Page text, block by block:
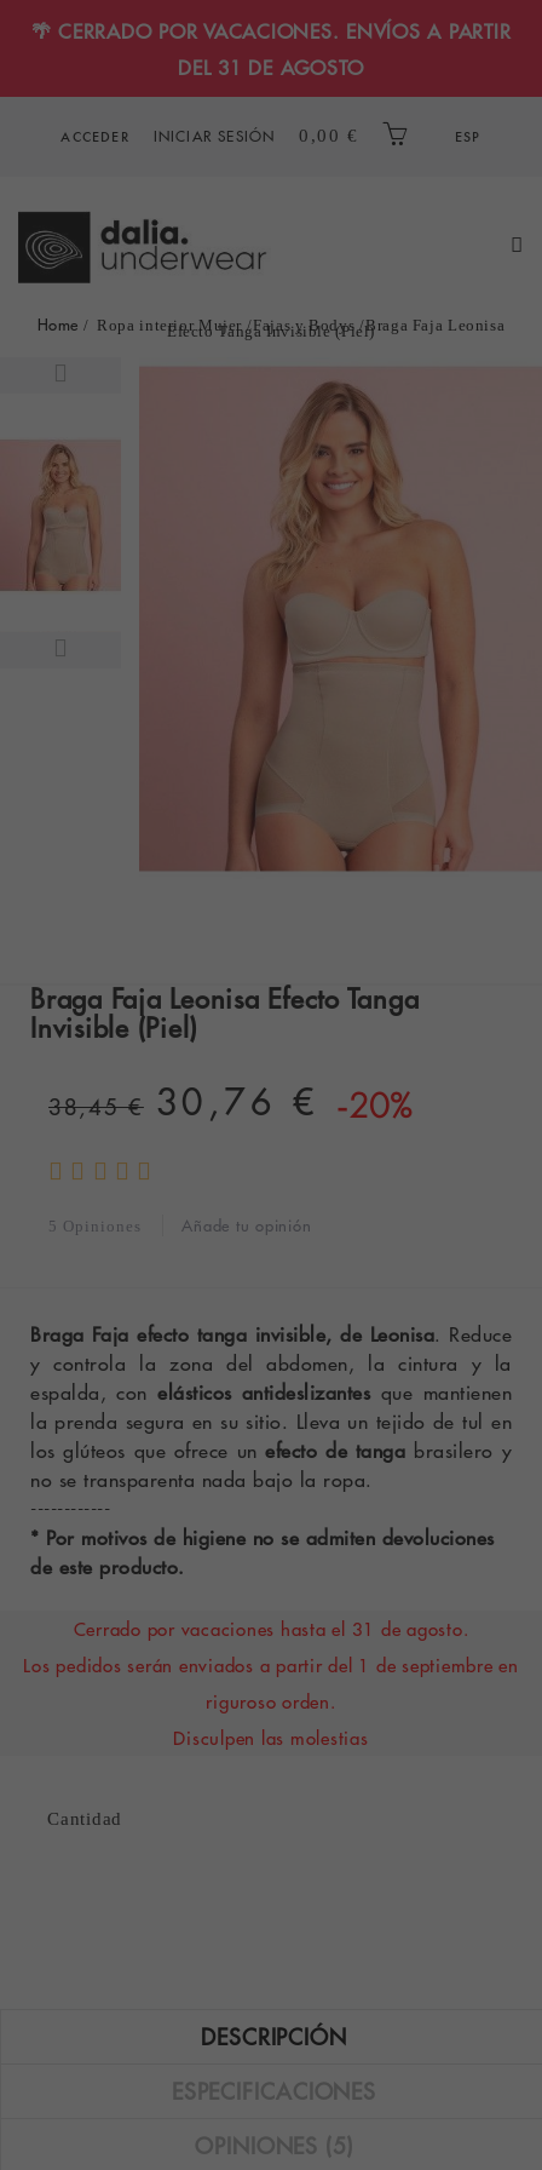
🌴 CERRADO POR VACACIONES. ENVÍOS A PARTIR
DEL 31 DE AGOSTO
ACCEDER INICIAR SESIÓN 0,00 € ESP
Home Ropa interior Mujer Fajas y Bodys Braga Faja Leonisa
Efecto Tanga Invisible (Piel)
Braga Faja Leonisa Efecto Tanga
Invisible (Piel)
38,45 € 30,76 € -20%
5 Opiniones Añade tu opinión
Braga Faja efecto tanga invisible, de Leonisa. Reduce
y controla la zona del abdomen, la cintura y la
espalda, conelásticos antideslizantesque mantienen
la prenda segura en su sitio. Lleva un tejido de tul en
los glúteos que ofrece unefecto de tanga brasilero y
no se transparenta nada bajo la ropa.
------------
* Por motivos de higiene no se admiten devoluciones
de este producto.
Cerrado por vacaciones hasta el 31 de agosto.
Los pedidos serán enviados a partir del 1 de septiembre en
riguroso orden.
Disculpen las molestias
Cantidad
DESCRIPCIÓN
ESPECIFICACIONES
OPINIONES (5)